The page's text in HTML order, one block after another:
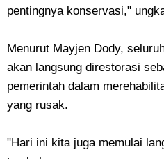
pentingnya konservasi,"
Menurut Mayjen Dody,
akan langsung direstorasi
pemerintah dalam
yang rusak.
"Hari ini kita juga memulai